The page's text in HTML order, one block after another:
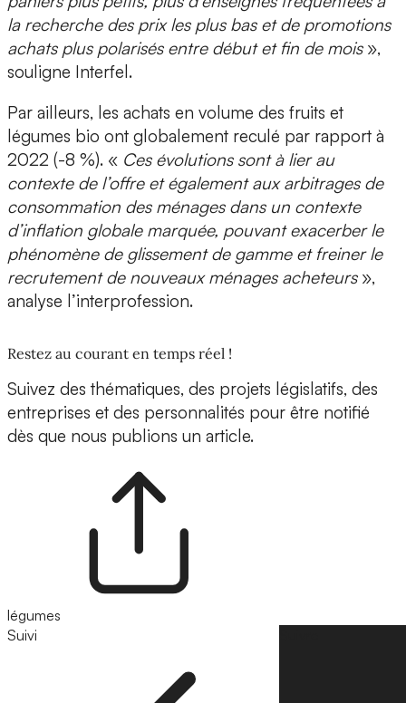
la recherche des prix les plus bas et de promotions
achats plus polarisés entre début et fin de mois»,
souligne Interfel.
Par ailleurs, les achats en volume des fruits et
légumes bio ont globalement reculé par rapport à
2022 (-8 %). « Ces évolutions sont à lier au
contexte de l’offre et également aux arbitrages de
consommation des ménages dans un contexte
d’inflation globale marquée, pouvant exacerber le
phénomène de glissement de gamme et freiner le
recrutement de nouveaux ménages acheteurs»,
analyse l’interprofession.
Restez au courant en temps réel !
Suivez des thématiques, des projets législatifs, des
entreprises et des personnalités pour être notifié
dès que nous publions un article.
légumes
Suivi